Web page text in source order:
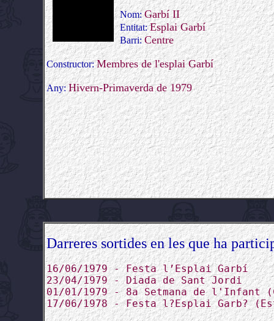
Nom:Garbí II
Entitat:Esplai Garbí
Barri:Centre
Constructor:Membres de l'esplai Garbí
Any:Hivern-Primaverda de 1979
Darreres sortides en les que ha
16/06/1979 - Festa l’Esplai Garbí
23/04/1979 - Diada de Sant Jordi
01/01/1979 - 8a Setmana de l'Infant
17/06/1978 - Festa l?Esplai Garb?